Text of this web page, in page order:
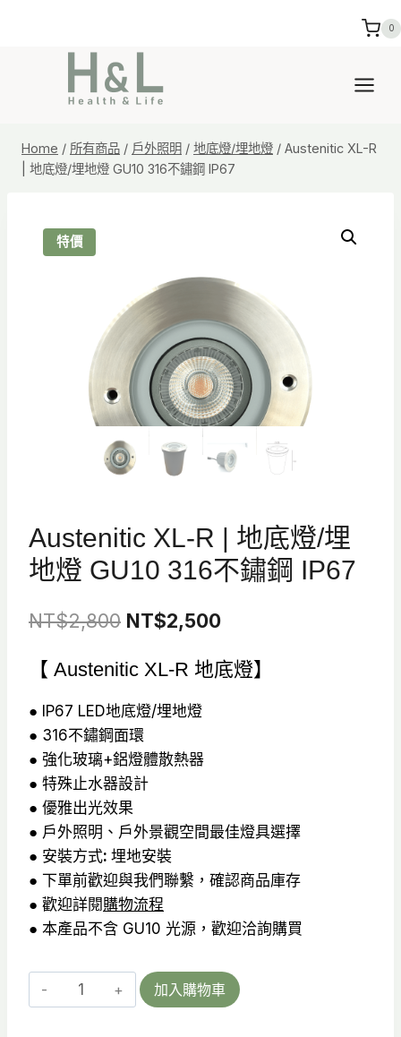
0
Home / 所有商品 / 戶外照明 / 地底燈/埋地燈 / Austenitic XL-R
| 地底燈/埋地燈 GU10 316不鏽鋼 IP67
特價
Austenitic XL-R | 地底燈/埋
地燈 GU10 316不鏽鋼 IP67
NT$2,800 原
價
格：
NT$2,800。
NT$2,500目
價
【 Austenitic XL-R 地底燈】
● IP67 LED地底燈/埋地燈
● 316不鏽鋼面環
● 強化玻璃+鋁燈體散熱器
● 特殊止水器設計
● 優雅出光效果
● 戶外照明、戶外景觀空間最佳燈具選擇
● 安裝方式: 埋地安裝
● 下單前歡迎與我們聯繫，確認商品庫存
● 歡迎詳閱購物流程
● 本產品不含 GU10 光源，歡迎洽詢購買
Austenitic
XL-
加入購物車